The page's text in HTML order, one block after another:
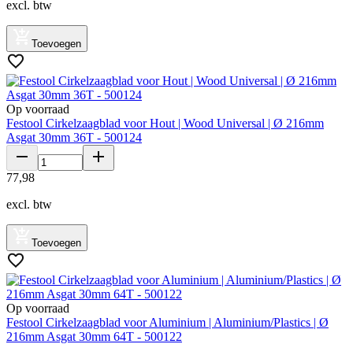
excl. btw
Toevoegen
Op voorraad
Festool Cirkelzaagblad voor Hout | Wood Universal | Ø 216mm
Asgat 30mm 36T - 500124
77,98
excl. btw
Toevoegen
Op voorraad
Festool Cirkelzaagblad voor Aluminium | Aluminium/Plastics | Ø
216mm Asgat 30mm 64T - 500122